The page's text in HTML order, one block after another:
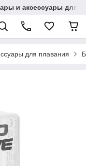
и аксессуары для
для плавания